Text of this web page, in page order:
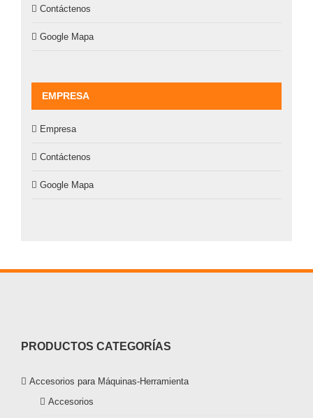
Contáctenos
Google Mapa
EMPRESA
Empresa
Contáctenos
Google Mapa
PRODUCTOS CATEGORÍAS
Accesorios para Máquinas-Herramienta
Accesorios